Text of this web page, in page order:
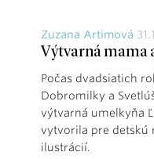
Zuzana Artimová
Výtvarná mama
Počas dvadsiatich
Dobromilky a
výtvarná umelkyňa
vytvorila pre detskú
ilustrácií.